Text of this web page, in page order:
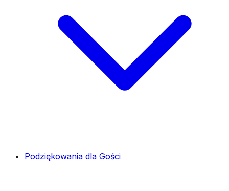
Podziękowania dla Gości